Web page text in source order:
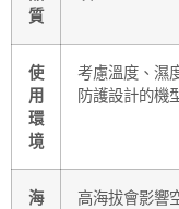
質
使
用
環
境
考慮溫度、濕
防護設計的機
海
高海拔會影響